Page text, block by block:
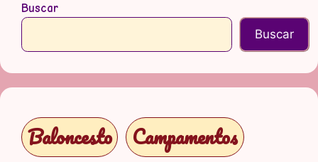
Buscar
Buscar
Baloncesto
Campamentos